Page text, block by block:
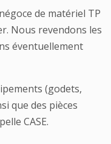
de matériel TP
Nous revendons les
éventuellement
(godets,
que des pièces
CASE.